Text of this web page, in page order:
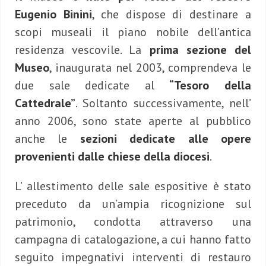
Eugenio Binini, che dispose di destinare a
scopi museali il piano nobile dell’antica
residenza vescovile. La prima sezione del
Museo, inaugurata nel 2003, comprendeva le
due sale dedicate al “Tesoro della
Cattedrale”. Soltanto successivamente, nell’
anno 2006, sono state aperte al pubblico
anche le sezioni dedicate alle opere
provenienti dalle chiese della diocesi.
L’ allestimento delle sale espositive è stato
preceduto da un’ampia ricognizione sul
patrimonio, condotta attraverso una
campagna di catalogazione, a cui hanno fatto
seguito impegnativi interventi di restauro